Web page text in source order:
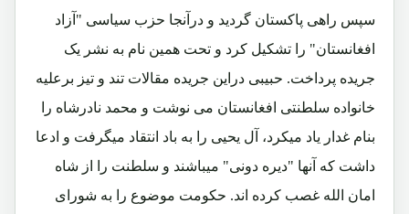
سپس راهی پاکستان گردید و درآنجا حزب سیاسی "آزاد
افغانستان" را تشکیل کرد و تحت همین نام به نشر یک
جریده پرداخت. حبیبی دراین جریده مقالات تند و تیز برعلیه
خانواده سلطنتی افغانستان می نوشت و محمد نادرشاه را
بنام غدار یاد میکرد، آل یحیی را به باد انتقاد میگرفت و ادعا
داشت که آنها "دیره دونی" میباشند و سلطنت را از شاه
امان الله غصب کرده اند. حکومت موضوع را به شورای